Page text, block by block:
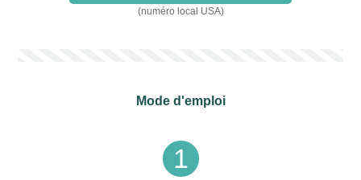
(numéro local USA)
Mode d'emploi
1